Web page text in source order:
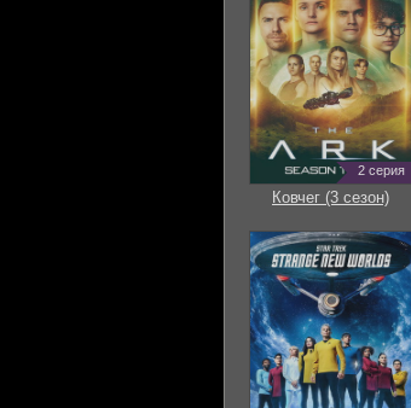
2 серия
Ковчег (3 сезон)